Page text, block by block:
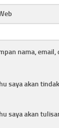
nama,
saya akan
saya akan